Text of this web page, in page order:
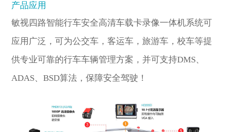
产品应用
敏视四路智能行车安全高清车载卡录像一体机系统可
应用广泛，可为公交车，客运车，旅游车，校车等提
供专业可靠的行车车辆管理方案，并可支持DMS、
ADAS、BSD算法，保障安全驾驶！